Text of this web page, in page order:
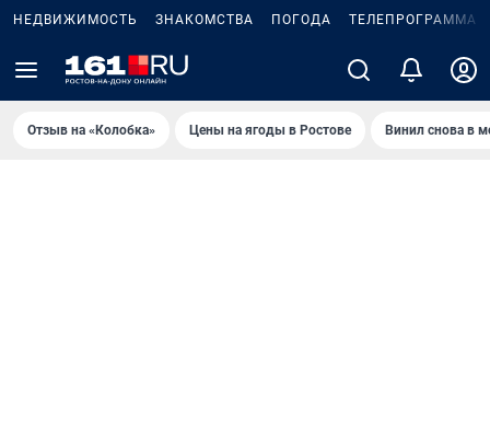
НЕДВИЖИМОСТЬ ЗНАКОМСТВА ПОГОДА ТЕЛЕПРОГРАММА
Отзыв на «Колобка» Цены на ягоды в Ростове Винил снова в